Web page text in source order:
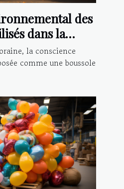
des
dans la
à Tours
la conscience
comme une boussole